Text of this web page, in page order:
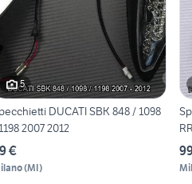
5
DUCATI SBK 848 / 1098
2007 2012
€
(MI)